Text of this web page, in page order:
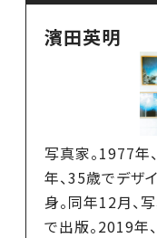
濱田英明
写真家。1977年
年、35歳でデザ
身。同年12月、
で出版。2019年